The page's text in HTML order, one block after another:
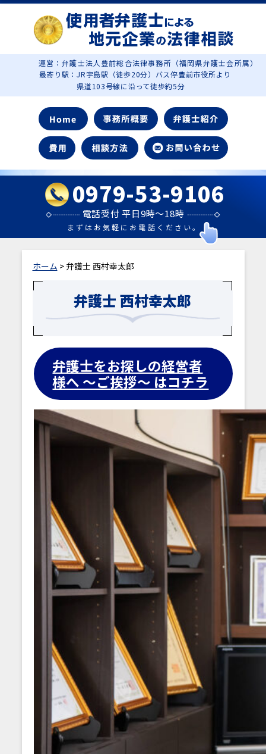
運営：弁護士法人豊前総合法律事務所（福岡県弁護士会所属）
最寄り駅：JR宇島駅（徒歩20分）バス停豊前市役所より
県道103号線に沿って徒歩約5分
0979-53-9106
電話受付 平日9時～18時
まずはお気軽にお電話ください。
ホーム > 弁護士 西村幸太郎
弁護士 西村幸太郎
弁護士をお探しの経営者
様へ ～ご挨拶～ はコチラ